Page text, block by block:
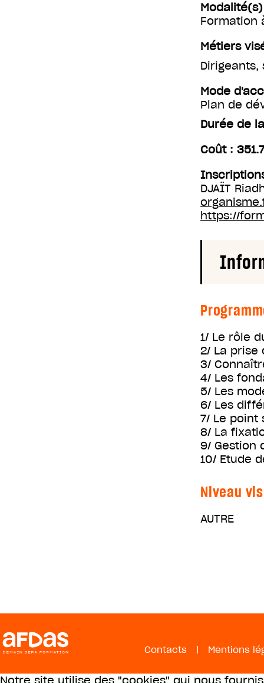
Formation
Métiers
Dirigeants,
Mode
Plan de
Durée de
Coût :
DJAÏT
https://
1/ Le rôle
2/ La prise
3/
4/ Les
5/ Les
6/ Les
7/ Le point
8/ La
9/ Gestion
10/ Etude
Niveau
AUTRE
Contacts | Mentions